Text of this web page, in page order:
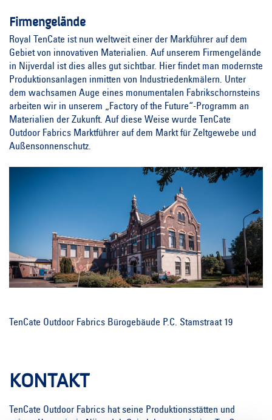
Firmengelände
Royal TenCate ist nun weltweit einer der Markführer auf dem
Gebiet von innovativen Materialien. Auf unserem Firmengelände
in Nijverdal ist dies alles gut sichtbar. Hier findet man modernste
Produktionsanlagen inmitten von Industriedenkmälern. Unter
dem wachsamen Auge eines monumentalen Fabrikschornsteins
arbeiten wir in unserem „Factory of the Future“-Programm an
Materialien der Zukunft. Auf diese Weise wurde TenCate
Outdoor Fabrics Marktführer auf dem Markt für Zeltgewebe und
Außensonnenschutz.
TenCate Outdoor Fabrics Bürogebäude P.C. Stamstraat 19
KONTAKT
TenCate Outdoor Fabrics hat seine Produktionsstätten und